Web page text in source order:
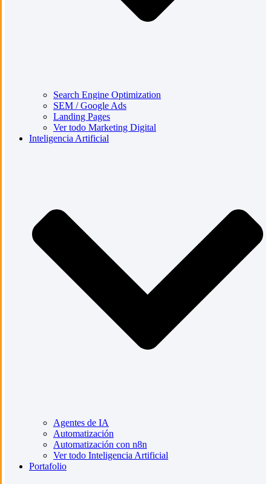
Search Engine Optimization
SEM / Google Ads
Landing Pages
Ver todo Marketing Digital
Inteligencia Artificial
Agentes de IA
Automatización
Automatización con n8n
Ver todo Inteligencia Artificial
Portafolio